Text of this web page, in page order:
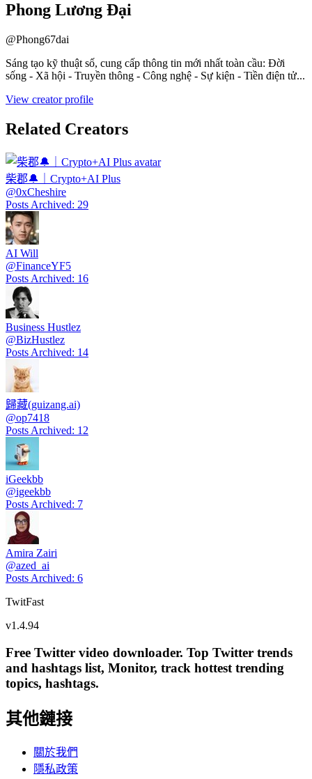
Phong Lương Đại
@Phong67dai
Sáng tạo kỹ thuật số, cung cấp thông tin mới nhất toàn cầu: Đời
sống - Xã hội - Truyền thông - Công nghệ - Sự kiện - Tiền điện tử...
View creator profile
Related Creators
柴郡🔔｜Crypto+AI Plus
@0xCheshire
Posts Archived: 29
AI Will
@FinanceYF5
Posts Archived: 16
Business Hustlez
@BizHustlez
Posts Archived: 14
歸藏(guizang.ai)
@op7418
Posts Archived: 12
iGeekbb
@igeekbb
Posts Archived: 7
Amira Zairi
@azed_ai
Posts Archived: 6
TwitFast
v1.4.94
Free Twitter video downloader. Top Twitter trends
and hashtags list, Monitor, track hottest trending
topics, hashtags.
其他鏈接
關於我們
隱私政策